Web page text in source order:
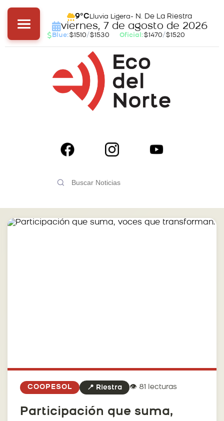
9°C Lluvia Ligera- N. De La Riestra
viernes, 7 de agosto de 2026
Blue:$1510/$1530 Oficial:$1470/$1520
COOPESOL 📍 Riestra 👁️ 81 lecturas
Participación que suma,